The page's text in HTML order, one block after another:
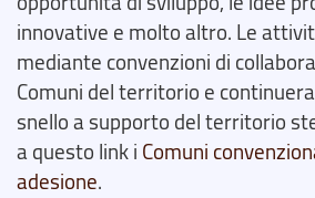
innovative e molto altro. Le
mediante convenzioni di
Comuni del territorio e
snello a supporto del territorio
a questo link i Comuni
adesione.